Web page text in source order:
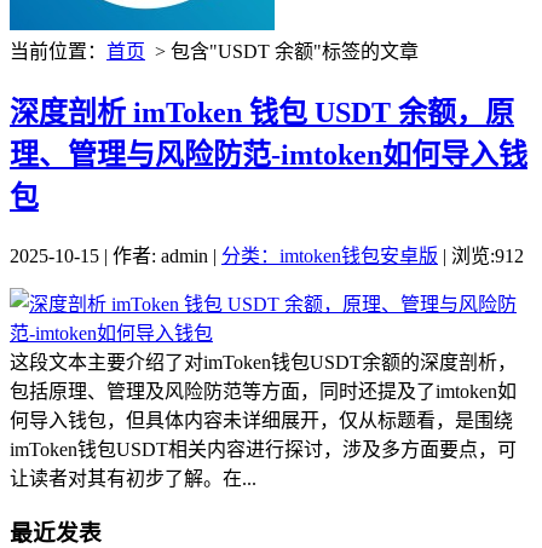
当前位置： 首页 > 包含"USDT 余额"标签的文章
深度剖析 imToken 钱包 USDT 余额，原
理、管理与风险防范-imtoken如何导入钱
包
2025-10-15 | 作者: admin | 分类：imtoken钱包安卓版 | 浏览:912
这段文本主要介绍了对imToken钱包USDT余额的深度剖析，
包括原理、管理及风险防范等方面，同时还提及了imtoken如
何导入钱包，但具体内容未详细展开，仅从标题看，是围绕
imToken钱包USDT相关内容进行探讨，涉及多方面要点，可
让读者对其有初步了解。在...
最近发表